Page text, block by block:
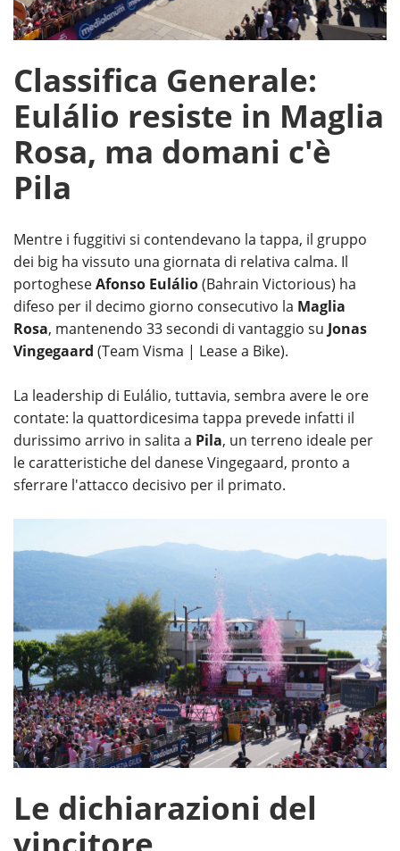
Classifica Generale:
Eulálio resiste in Maglia
Rosa, ma domani c'è
Pila
Mentre i fuggitivi si contendevano la tappa, il gruppo
dei big ha vissuto una giornata di relativa calma. Il
portogheseAfonso Eulálio(Bahrain Victorious) ha
difeso per il decimo giorno consecutivo la Maglia
Rosa, mantenendo 33 secondi di vantaggio su Jonas
Vingegaard (Team Visma | Lease a Bike).
La leadership di Eulálio, tuttavia, sembra avere le ore
contate: la quattordicesima tappa prevede infatti il
durissimo arrivo in salita a Pila, un terreno ideale per
le caratteristiche del danese Vingegaard, pronto a
sferrare l'attacco decisivo per il primato.
Le dichiarazioni del